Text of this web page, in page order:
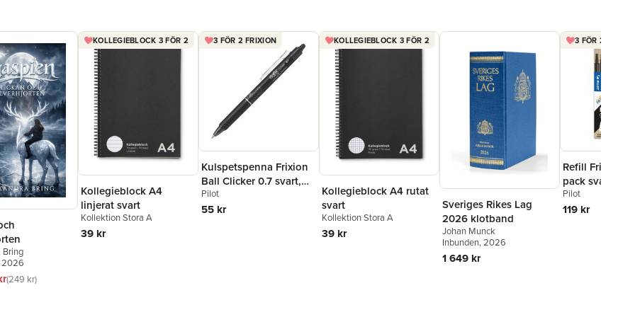
Bring
2026
249 kr
KOLLEGIEBLOCK 3 FÖR 2
Kollegieblock A4
linjerat svart
Kollektion Stora A
39 kr
3 FÖR 2 FRIXION
Kulspetspenna Frixion
Ball Clicker 0.7 svart,
raderbar
Pilot
55 kr
KOLLEGIEBLOCK 3 FÖR 2
Kollegieblock A4 rutat
svart
Kollektion Stora A
39 kr
Sveriges Rikes Lag
2026 klotband
Johan Munck
Inbunden, 2026
1 649 kr
3 FÖR 2
Refill Frixion
pack svart
Pilot
119 kr